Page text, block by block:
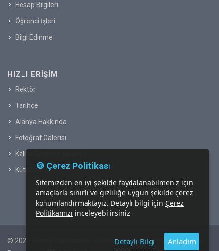
Hesap Bilgileri
Öğrenci İşleri
Bilgi Edinme
HIZLI ERIŞIM
Rektör
Tarihçe
Alanya Hakkında
Fotoğraf Galerisi
Kalite Güvence Sistemi
Kütüphane
© 2020 Alanya Üniversitesi. Sitedeki içeriklerin tüm hakkı saklıdır.
🍪 Çerez Politikası
Sitemizden en iyi şekilde faydalanabilmeniz için
amaçlarla sınırlı ve gizliliğe uygun şekilde çerez
konumlandırmaktayız. Detaylı bilgi için Çerez
Politikamızı inceleyebilirsiniz.
Detaylı Bilgi Anladım